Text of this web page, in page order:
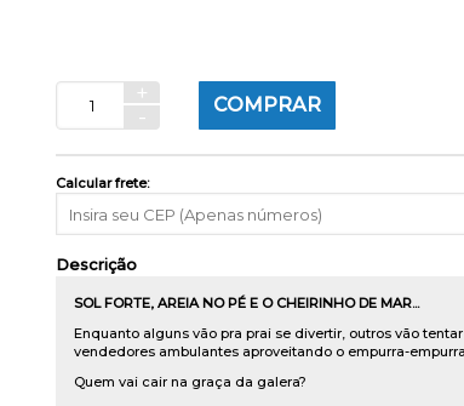
+
-
COMPRAR
Calcular frete:
Descrição
SOL FORTE, AREIA NO PÉ E O CHEIRINHO DE MAR...
Enquanto alguns vão pra prai se divertir, outros vão
vendedores ambulantes aproveitando o empurra-
Quem vai cair na graça da galera?